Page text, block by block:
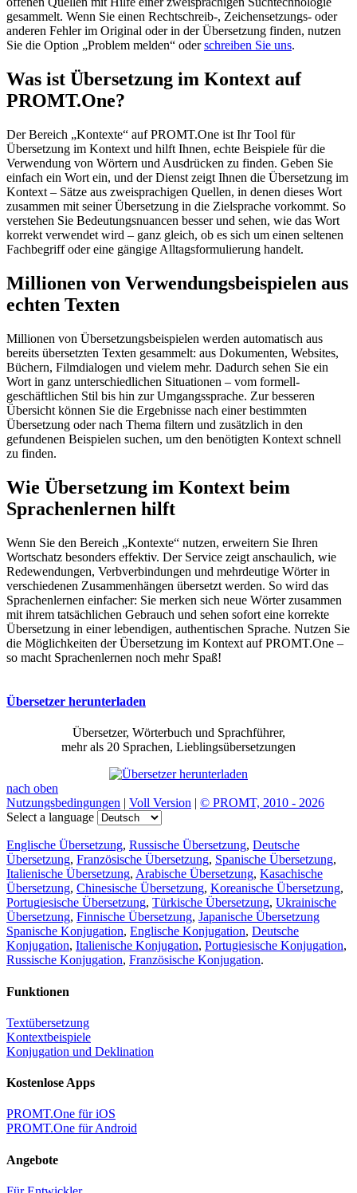
gesammelt. Wenn Sie einen Rechtschreib-, Zeichensetzungs- oder
anderen Fehler im Original oder in der Übersetzung finden, nutzen
Sie die Option „Problem melden“ oderschreiben Sie uns.
Was ist Übersetzung im Kontext auf
PROMT.One?
Der Bereich „Kontexte“ auf PROMT.One ist Ihr Tool für
Übersetzung im Kontext und hilft Ihnen, echte Beispiele für die
Verwendung von Wörtern und Ausdrücken zu finden. Geben Sie
einfach ein Wort ein, und der Dienst zeigt Ihnen die Übersetzung im
Kontext – Sätze aus zweisprachigen Quellen, in denen dieses Wort
zusammen mit seiner Übersetzung in die Zielsprache vorkommt. So
verstehen Sie Bedeutungsnuancen besser und sehen, wie das Wort
korrekt verwendet wird – ganz gleich, ob es sich um einen seltenen
Fachbegriff oder eine gängige Alltagsformulierung handelt.
Millionen von Verwendungsbeispielen aus
echten Texten
Millionen von Übersetzungsbeispielen werden automatisch aus
bereits übersetzten Texten gesammelt: aus Dokumenten, Websites,
Büchern, Filmdialogen und vielem mehr. Dadurch sehen Sie ein
Wort in ganz unterschiedlichen Situationen – vom formell-
geschäftlichen Stil bis hin zur Umgangssprache. Zur besseren
Übersicht können Sie die Ergebnisse nach einer bestimmten
Übersetzung oder nach Thema filtern und zusätzlich in den
gefundenen Beispielen suchen, um den benötigten Kontext schnell
zu finden.
Wie Übersetzung im Kontext beim
Sprachenlernen hilft
Wenn Sie den Bereich „Kontexte“ nutzen, erweitern Sie Ihren
Wortschatz besonders effektiv. Der Service zeigt anschaulich, wie
Redewendungen, Verbverbindungen und mehrdeutige Wörter in
verschiedenen Zusammenhängen übersetzt werden. So wird das
Sprachenlernen einfacher: Sie merken sich neue Wörter zusammen
mit ihrem tatsächlichen Gebrauch und sehen sofort eine korrekte
Übersetzung in einer lebendigen, authentischen Sprache. Nutzen Sie
die Möglichkeiten der Übersetzung im Kontext auf PROMT.One –
so macht Sprachenlernen noch mehr Spaß!
Übersetzer herunterladen
Übersetzer, Wörterbuch und Sprachführer,
mehr als 20 Sprachen, Lieblingsübersetzungen
nach oben
Nutzungsbedingungen | Voll Version | © PROMT, 2010 - 2026
Select a language
Englische Übersetzung, Russische Übersetzung, Deutsche
Übersetzung, Französische Übersetzung, Spanische Übersetzung,
Italienische Übersetzung, Arabische Übersetzung, Kasachische
Übersetzung, Chinesische Übersetzung, Koreanische Übersetzung,
Portugiesische Übersetzung, Türkische Übersetzung, Ukrainische
Übersetzung, Finnische Übersetzung, Japanische Übersetzung
Spanische Konjugation, Englische Konjugation, Deutsche
Konjugation, Italienische Konjugation, Portugiesische Konjugation,
Russische Konjugation, Französische Konjugation.
Funktionen
Textübersetzung
Kontextbeispiele
Konjugation und Deklination
Kostenlose Apps
PROMT.One für iOS
PROMT.One für Android
Angebote